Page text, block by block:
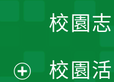
單
校園
校園